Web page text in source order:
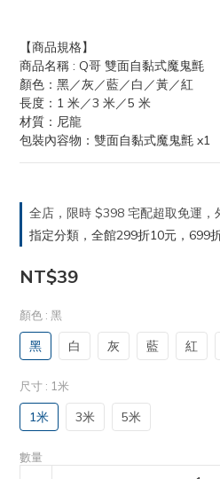
【商品規格】
商品名稱 : Q哥 雙面自黏式魔鬼氈
顏色：黑／灰／藍／白／黃／紅
長度：1 米／3 米／5 米
材質：尼龍
包裝內容物：雙面自黏式魔鬼氈 x1
全店，限時 $398 宅配超取免運，
指定分類，全館299折10元，699
NT$39
顏色 : 黑
黑 白 灰 藍 紅
尺寸 : 1米
1米 3米 5米
數量